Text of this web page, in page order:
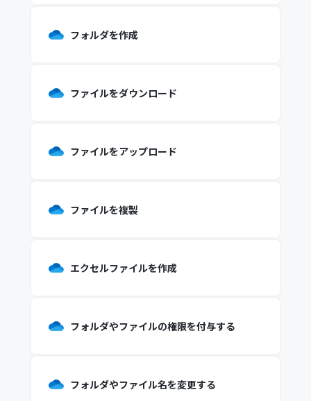
フォルダを作成
ファイルをダウンロード
ファイルをアップロード
ファイルを複製
エクセルファイルを作成
フォルダやファイルの権限を付与する
フォルダやファイル名を変更する